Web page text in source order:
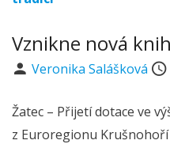
Vznikne nová
Veronika Salášková
Žatec – Přijetí dotace ve
z Euroregionu